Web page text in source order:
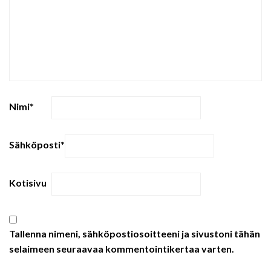
Nimi*
Sähköposti*
Kotisivu
Tallenna nimeni, sähköpostiosoitteeni ja sivustoni tähän
selaimeen seuraavaa kommentointikertaa varten.